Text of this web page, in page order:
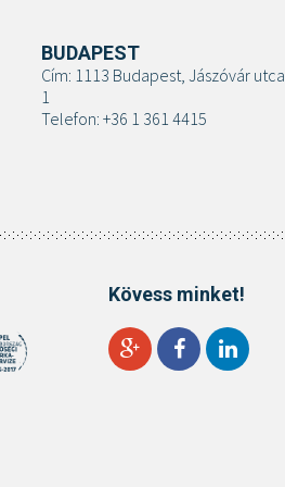
BUDAPEST
Cím: 1113 Budapest, Jászóvár utca
1
Telefon: +36 1 361 4415
Kövess minket!